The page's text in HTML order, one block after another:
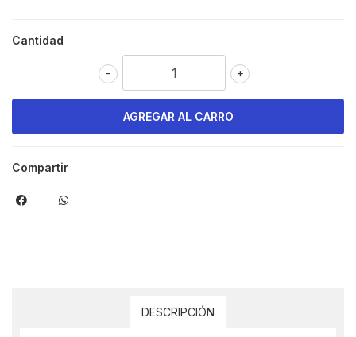
Cantidad
+
-
Compartir
DESCRIPCIÓN